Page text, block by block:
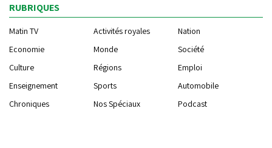
RUBRIQUES
Matin TV Activités royales
Nation
Economie
Monde
Société
Culture
Régions
Emploi
Enseignement
Sports
Automobile
Chroniques
Nos Spéciaux Podcast